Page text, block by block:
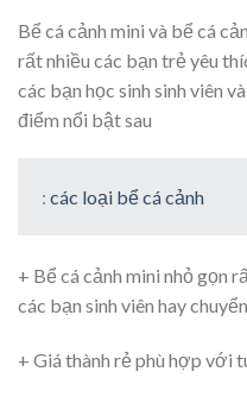
Bể cá cảnh mini và bể cá
rất nhiều các bạn trẻ yêu
các bạn học sinh sinh viên
điểm nổi bật sau
: các loại bể cá cảnh
+ Bể cá cảnh mini nhỏ gọn
các bạn sinh viên hay
+ Giá thành rẻ phù hợp với